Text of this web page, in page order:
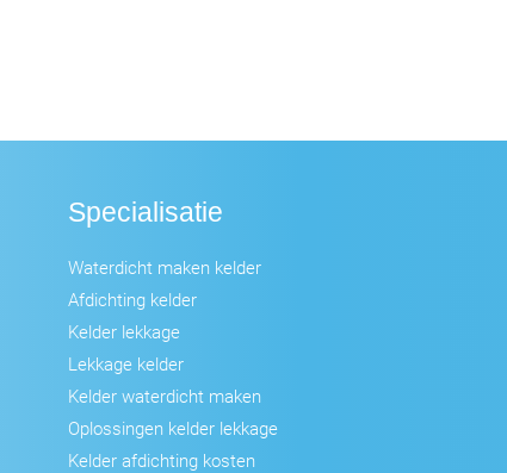
Specialisatie
Waterdicht maken kelder
Afdichting kelder
Kelder lekkage
Lekkage kelder
Kelder waterdicht maken
Oplossingen kelder lekkage
Kelder afdichting kosten